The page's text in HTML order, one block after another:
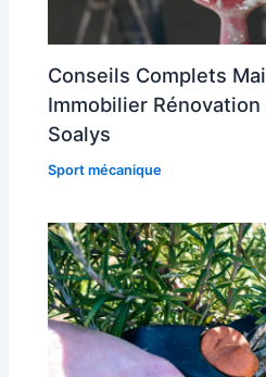
Conseils Complets
Immobilier Rénovation
Soalys
Sport mécanique